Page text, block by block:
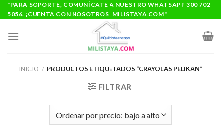
Saltar
al
"PARA SOPORTE, COMUNÍCATE A NUESTRO WHATSAPP 300 702
5056. ¡CUENTA CON NOSOTROS! MILISTAYA.COM"
INICIO / PRODUCTOS ETIQUETADOS “CRAYOLAS PELIKAN”
FILTRAR